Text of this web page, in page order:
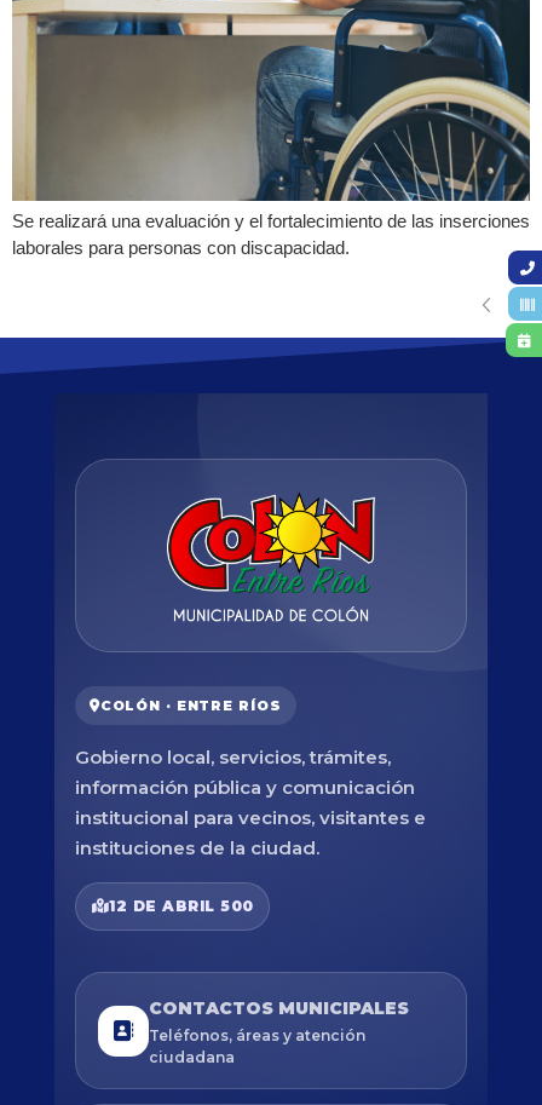
Se realizará una evaluación y el fortalecimiento de las inserciones
laborales para personas con discapacidad.
COLÓN · ENTRE RÍOS
Gobierno local, servicios, trámites,
información pública y comunicación
institucional para vecinos, visitantes e
instituciones de la ciudad.
12 DE ABRIL 500
CONTACTOS MUNICIPALES
Teléfonos, áreas y atención
ciudadana